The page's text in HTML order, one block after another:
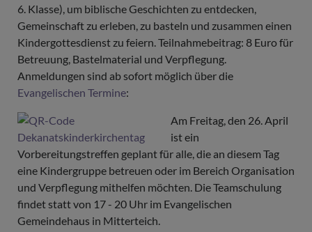
6. Klasse), um biblische Geschichten zu entdecken,
Gemeinschaft zu erleben, zu basteln und zusammen einen
Kindergottesdienst zu feiern. Teilnahmebeitrag: 8 Euro für
Betreuung, Bastelmaterial und Verpflegung.
Anmeldungen sind ab sofort möglich über die
Evangelischen Termine:
Am Freitag, den 26. April
ist ein
Vorbereitungstreffen geplant für alle, die an diesem Tag
eine Kindergruppe betreuen oder im Bereich Organisation
und Verpflegung mithelfen möchten. Die Teamschulung
findet statt von 17 - 20 Uhr im Evangelischen
Gemeindehaus in Mitterteich.